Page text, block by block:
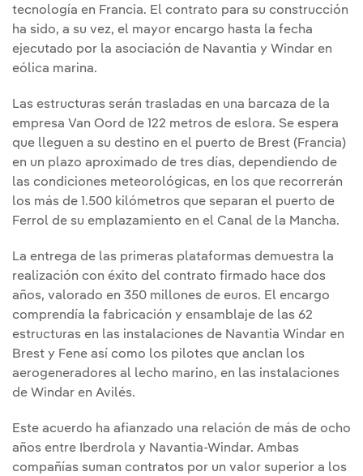
tecnología en Francia. El contrato para su construcción
ha sido, a su vez, el mayor encargo hasta la fecha
ejecutado por la asociación de Navantia y Windar en
eólica marina.
Las estructuras serán trasladas en una barcaza de la
empresa Van Oord de 122 metros de eslora. Se espera
que lleguen a su destino en el puerto de Brest (Francia)
en un plazo aproximado de tres días, dependiendo de
las condiciones meteorológicas, en los que recorrerán
los más de 1.500 kilómetros que separan el puerto de
Ferrol de su emplazamiento en el Canal de la Mancha.
La entrega de las primeras plataformas demuestra la
realización con éxito del contrato firmado hace dos
años, valorado en 350 millones de euros. El encargo
comprendía la fabricación y ensamblaje de las 62
estructuras en las instalaciones de Navantia Windar en
Brest y Fene así como los pilotes que anclan los
aerogeneradores al lecho marino, en las instalaciones
de Windar en Avilés.
Este acuerdo ha afianzado una relación de más de ocho
años entre Iberdrola y Navantia-Windar. Ambas
compañías suman contratos por un valor superior a los